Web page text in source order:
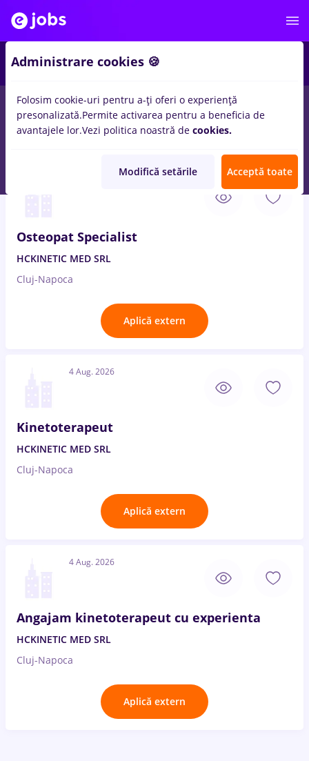
Salarii Remote (de acasă) București Cluj-
Osteopat Specialist
HCKINETIC MED SRL
Cluj-Napoca
Aplică extern
4 Aug. 2026
Kinetoterapeut
HCKINETIC MED SRL
Cluj-Napoca
Aplică extern
4 Aug. 2026
Angajam kinetoterapeut cu experienta
HCKINETIC MED SRL
Cluj-Napoca
Aplică extern
Administrare cookies 🍪
Folosim cookie-uri pentru a-ți oferi o experiență
presonalizată.Permite activarea pentru a beneficia de
avantajele lor.Vezi politica noastră de cookies.
Modifică setările Acceptă toate